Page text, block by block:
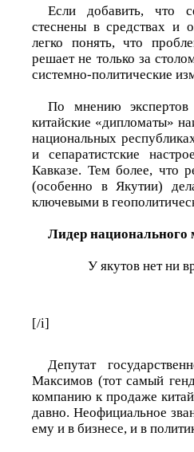
Если добавить, что
стеснены в средствах и
легко понять, что
решает не только за
системно-политические
По мнению экспертов
китайские «дипломаты»
национальных
и сепаратистские
Кавказе. Тем более, что
(особенно в Якутии)
ключевыми в
Лидер национального
У якутов нет ни
[/i]
Депутат
Максимов (тот самый
компанию к продаже
давно. Неофициальное
ему и в бизнесе, и в